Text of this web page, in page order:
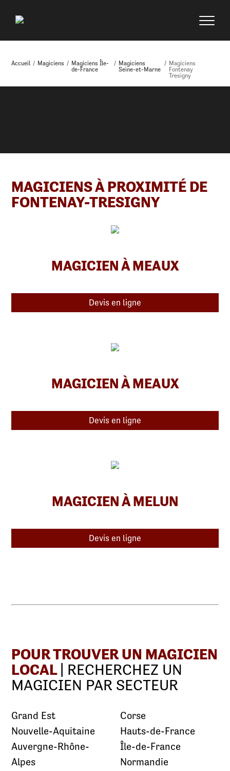
Accueil / Magiciens / Magiciens Île-
de-France
/ Magiciens
Seine-et-Marne
/ Magiciens
Fontenay
Tresigny
MAGICIENS À PROXIMITÉ DE
FONTENAY-TRESIGNY
MAGICIEN À MEAUX
Devis en ligne
MAGICIEN À MEAUX
Devis en ligne
MAGICIEN À MELUN
Devis en ligne
POUR TROUVER UN MAGICIEN
LOCAL | RECHERCHEZ UN
MAGICIEN PAR SECTEUR
Grand Est
Nouvelle-Aquitaine
Auvergne-Rhône-
Alpes
Corse
Hauts-de-France
Île-de-France
Normandie